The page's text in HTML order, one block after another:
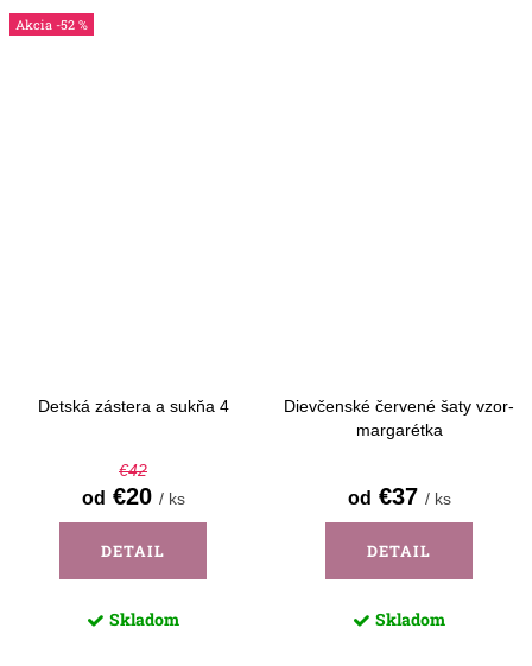
-52 %
Detská zástera a sukňa 4
€42
od €20 / ks
DETAIL
Skladom
Dievčenské červené šaty vzor-
margarétka
od €37 / ks
DETAIL
Skladom